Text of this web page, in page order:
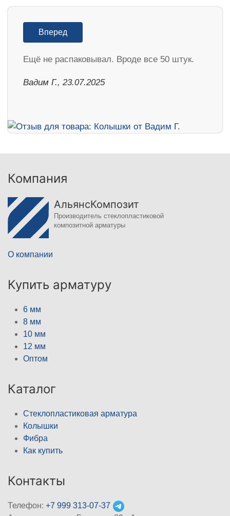
Вперед
Ещё не распаковывал. Вроде все 50 штук.
Вадим Г., 23.07.2025
Компания
АльянсКомпозит
Производитель стеклопластиковой
композитной арматуры
О компании
Купить арматуру
6 мм
8 мм
10 мм
12 мм
Оптом
Каталог
Стеклопластиковая арматура
Колышки
Фибра
Как купить
Контакты
Телефон: +7 999 313-07-37